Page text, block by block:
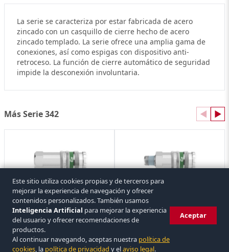
La serie se caracteriza por estar fabricada de acero
zincado con un casquillo de cierre hecho de acero
zincado templado. La serie ofrece una amplia gama de
conexiones, así como espigas con dispositivo anti-
retroceso. La función de cierre automático de seguridad
impide la desconexión involuntaria.
Más Serie 342 ◀ ▶
Hembra Enchufe Rápido Aire Serie 342 Rosca Hembra
CEJN 5 referencias CEJN 6 referencias
© 2026 Covasa. Todos los derechos reservados. | Aviso legal
Este sitio utiliza cookies propias y de terceros para
mejorar la experiencia de navegación y ofrecer
contenidos personalizados. También usamos
Inteligencia Artificial para mejorar la experiencia
del usuario y ofrecer recomendaciones de
productos.
Al continuar navegando, aceptas nuestra política de
cookies, la política de privacidad y elaviso legal.
Aceptar